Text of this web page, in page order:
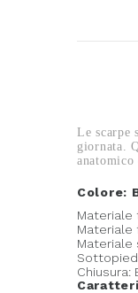
Le scarpe
giornata.
Colore:
Materiale
Materiale
Materiale
Chiusura: